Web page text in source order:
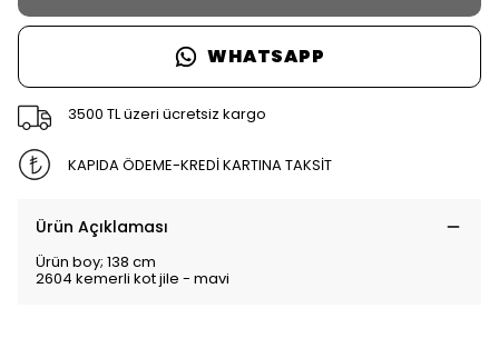
WHATSAPP
3500 TL üzeri ücretsiz kargo
KAPIDA ÖDEME-KREDİ KARTINA TAKSİT
Ürün Açıklaması
Ürün boy; 138 cm
2604 kemerli kot jile - mavi